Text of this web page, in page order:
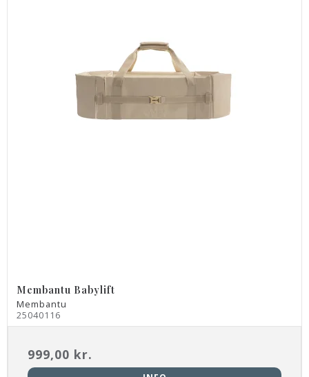
Membantu Babylift
Membantu
25040116
999,00 kr.